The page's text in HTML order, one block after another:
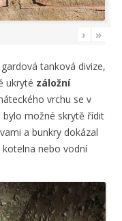
› »
tanková divize,
ukryté záložní
vrchu se v
bylo možné skrytě řídit
a bunkry dokázal
nebo vodní